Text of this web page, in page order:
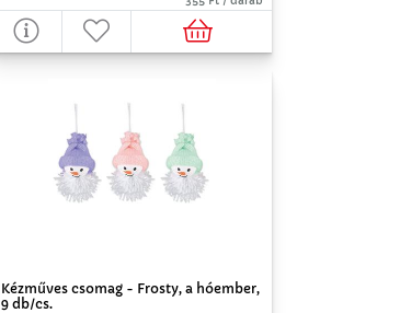
Kézműves csomag - Frosty, a hóember,
9 db/cs.